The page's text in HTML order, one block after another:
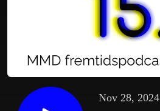
Nov 28, 2024